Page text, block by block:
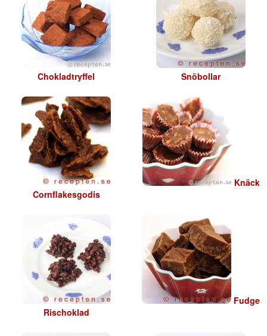
Chokladtryffel Snöbollar
Cornflakesgodis
Knäck
Rischoklad
Fudge